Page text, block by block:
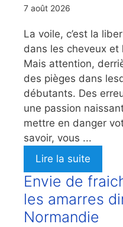
7 août 2026
La voile, c’est la
dans les cheveux et
Mais attention,
des pièges dans
débutants. Des
une passion
mettre en danger
savoir, vous ...
Lire la suite
Envie de
les amarres
Normandie